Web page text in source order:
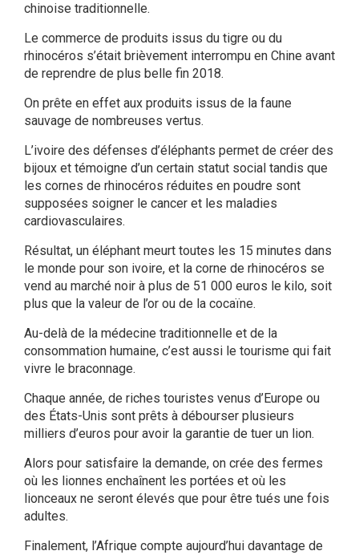
chinoise traditionnelle.
Le commerce de produits issus du tigre ou du
rhinocéros s’était brièvement interrompu en Chine avant
de reprendre de plus belle fin 2018.
On prête en effet aux produits issus de la faune
sauvage de nombreuses vertus.
L’ivoire des défenses d’éléphants permet de créer des
bijoux et témoigne d’un certain statut social tandis que
les cornes de rhinocéros réduites en poudre sont
supposées soigner le cancer et les maladies
cardiovasculaires.
Résultat, un éléphant meurt toutes les 15 minutes dans
le monde pour son ivoire, et la corne de rhinocéros se
vend au marché noir à plus de 51 000 euros le kilo, soit
plus que la valeur de l’or ou de la cocaïne.
Au-delà de la médecine traditionnelle et de la
consommation humaine, c’est aussi le tourisme qui fait
vivre le braconnage.
Chaque année, de riches touristes venus d’Europe ou
des États-Unis sont prêts à débourser plusieurs
milliers d’euros pour avoir la garantie de tuer un lion.
Alors pour satisfaire la demande, on crée des fermes
où les lionnes enchaînent les portées et où les
lionceaux ne seront élevés que pour être tués une fois
adultes.
Finalement, l’Afrique compte aujourd’hui davantage de